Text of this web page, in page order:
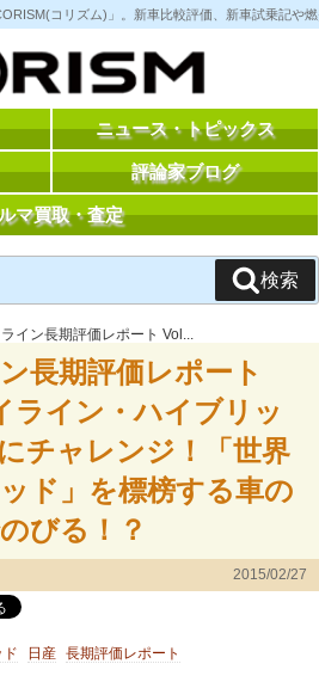
コリズム)」。新車比較評価、新車試乗記や
ニュース・トピックス
評論家ブログ
マ買取・査定
検索
イン長期評価レポート Vol...
長期評価レポート
ライン・ハイブリッ
チャレンジ！「世界
ド」を標榜する車の
びる！？
2015/02/27
ド 日産 長期評価レポート